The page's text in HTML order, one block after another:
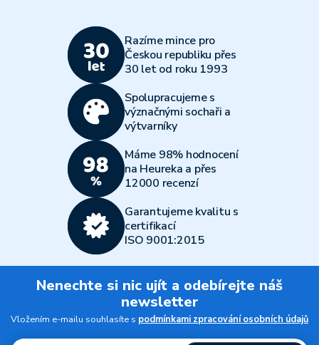
Razíme mince pro
Českou republiku přes
30 let od roku 1993
Spolupracujeme s
význačnými sochaři a
výtvarníky
Máme 98% hodnocení
na Heureka a přes
12000 recenzí
Garantujeme kvalitu s
certifikací
ISO 9001:2015
Nenechte si nic ujít a odebírejte náš
newsletter
Vložením e-mailu souhlasíte s podmínkami zpracování osobních údajů